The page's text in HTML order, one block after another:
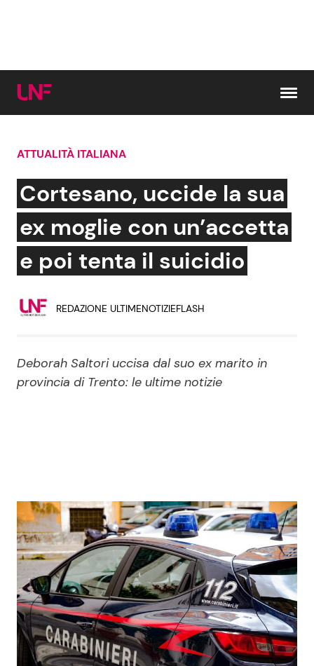
Cerca:
News e Cronaca
Attualità Italiana
Persone Scomparse
Gossip e TV
Bellezze VIP
Programmi TV
News Cinema
News Musica
News Spettacolo
News dal mondo
Benessere Cucina e Ricette
ATTUALITÀ ITALIANA
Cortesano, uccide la sua
ex moglie con un’accetta
e poi tenta il suicidio
REDAZIONE ULTIMENOTIZIEFLASH
Deborah Saltori uccisa dal suo ex marito in
provincia di Trento: le ultime notizie